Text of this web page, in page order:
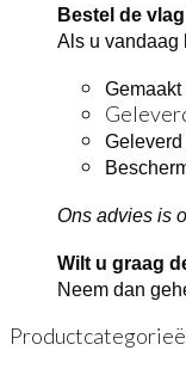
Bestel de
Als u vandaag
Ons advies is
Wilt u graag
Neem dan